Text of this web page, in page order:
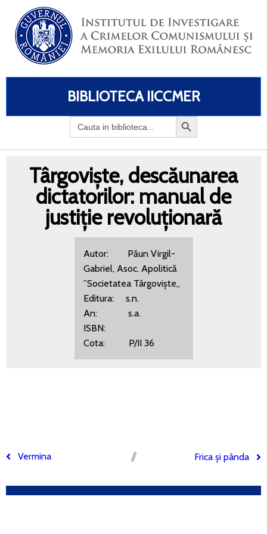
BIBLIOTECA IICCMER
Search
for:
Târgoviște, descăunarea
dictatorilor: manual de
justiție revoluționară
Autor: Păun Virgil-
Gabriel, Asoc. Apolitică
”Societatea Târgoviște„
Editura: s.n.
An: s.a.
ISBN:
Cota: P/II 36
Vermina Frica și pânda